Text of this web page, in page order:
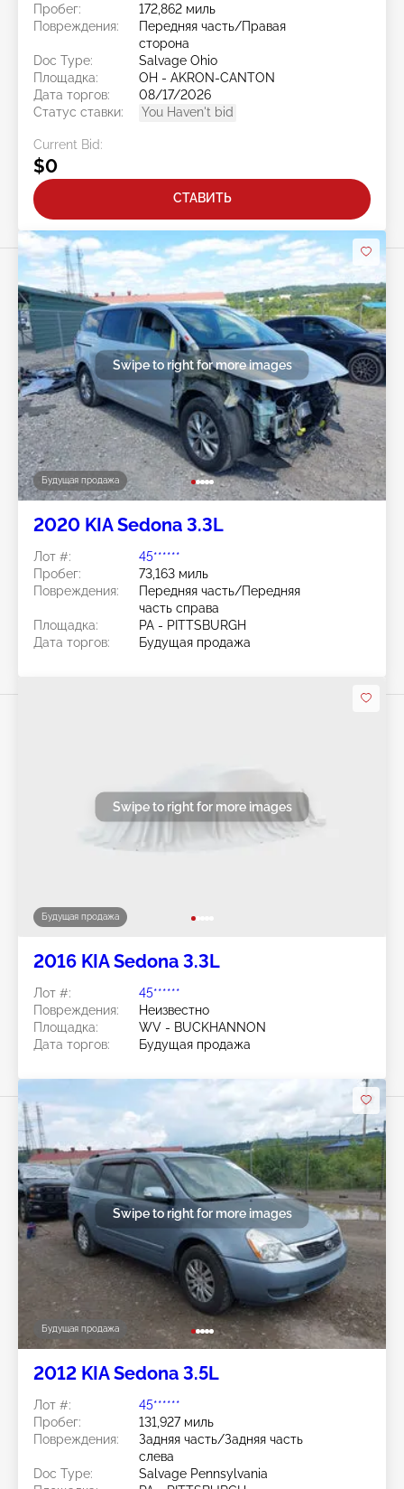
Пробег:
172,862 миль
Повреждения:
Передняя часть/Правая
сторона
Doc Type:
Salvage Ohio
Площадка:
OH - AKRON-CANTON
Дата торгов:
08/17/2026
Статус ставки:
You Haven't bid
Current Bid:
$0
СТАВИТЬ
Будущая продажа
Swipe to right for more images
2020 KIA Sedona 3.3L
Лот #:
45******
Пробег:
73,163 миль
Повреждения:
Передняя часть/Передняя
часть справа
Площадка:
PA - PITTSBURGH
Дата торгов:
Будущая продажа
Будущая продажа
Swipe to right for more images
2016 KIA Sedona 3.3L
Лот #:
45******
Повреждения:
Неизвестно
Площадка:
WV - BUCKHANNON
Дата торгов:
Будущая продажа
Будущая продажа
Swipe to right for more images
2012 KIA Sedona 3.5L
Лот #:
45******
Пробег:
131,927 миль
Повреждения:
Задняя часть/Задняя часть
слева
Doc Type:
Salvage Pennsylvania